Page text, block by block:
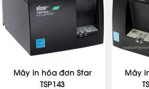
Máy in hóa đơn Star
TSP143
Máy